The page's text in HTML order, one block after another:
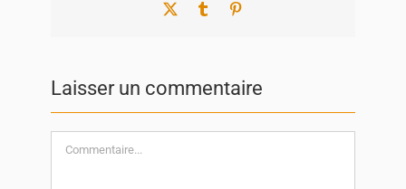
Tumblr
Laisser un commentaire